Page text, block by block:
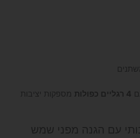
4 רגליים כפולות
מספקות יציבות
עם הגנה מפני שמש